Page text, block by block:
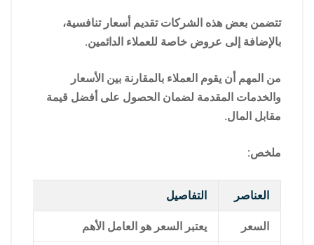
تتضمن بعض هذه الشركات تقديم أسعار تنافسية،
بالإضافة إلى عروض خاصة للعملاء الدائمين.
من المهم أن يقوم العملاء بالمقارنة بين الأسعار
والخدمات المقدمة لضمان الحصول على أفضل قيمة
مقابل المال.
ملخص:
العناصر التفاصيل
السعر يعتبر السعر هو العامل الأهم